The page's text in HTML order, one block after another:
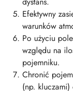
Efektywny
warunków
Po użyciu
względu na
pojemniku.
Chronić
(np.